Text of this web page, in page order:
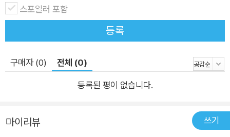
스포일러 포함
등록
구매자 (0) 전체 (0)
등록된 평이 없습니다.
마이리뷰 쓰기